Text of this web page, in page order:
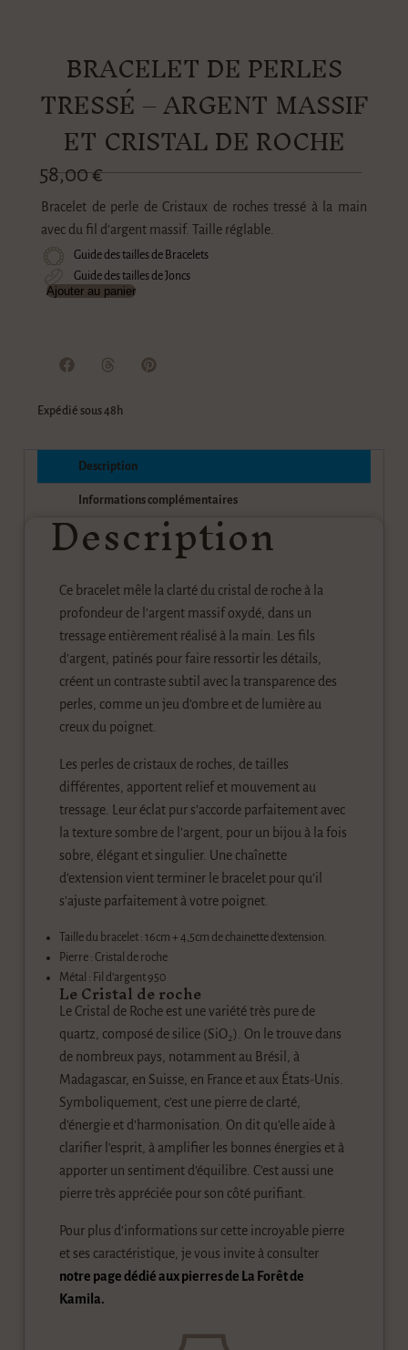
BRACELET DE PERLES
TRESSÉ – ARGENT MASSIF
ET CRISTAL DE ROCHE
58,00€
Bracelet de perle de Cristaux de roches tressé à la main
avec du fil d’argent massif. Taille réglable.
Guide des tailles de Bracelets
Guide des tailles de Joncs
Ajouter au panier
Expédié sous 48h
Description
Informations complémentaires
Description
Ce bracelet mêle la clarté du cristal de roche à la
profondeur de l’argent massif oxydé, dans un
tressage entièrement réalisé à la main. Les fils
d’argent, patinés pour faire ressortir les détails,
créent un contraste subtil avec la transparence des
perles, comme un jeu d’ombre et de lumière au
creux du poignet.
Les perles de cristaux de roches, de tailles
différentes, apportent relief et mouvement au
tressage. Leur éclat pur s’accorde parfaitement avec
la texture sombre de l’argent, pour un bijou à la fois
sobre, élégant et singulier. Une chaînette
d’extension vient terminer le bracelet pour qu’il
s’ajuste parfaitement à votre poignet.
Taille du bracelet : 16cm + 4,5cm de chainette d’extension.
Pierre : Cristal de roche
Métal : Fil d’argent 950
Le Cristal de roche
Le Cristal de Roche est une variété très pure de
quartz, composé de silice (SiO₂). On le trouve dans
de nombreux pays, notamment au Brésil , à
Madagascar, en Suisse, en France et aux États-Unis.
Symboliquement, c’est une pierre de clarté,
d’énergie et d’harmonisation. On dit qu’elle aide à
clarifier l’esprit, à amplifier les bonnes énergies et à
apporter un sentiment d’équilibre. C’est aussi une
pierre très appréciée pour son côté purifiant.
Pour plus d’informations sur cette incroyable pierre
et ses caractéristique, je vous invite à consulter
notre page dédié aux pierres de La Forêt de
Kamila.